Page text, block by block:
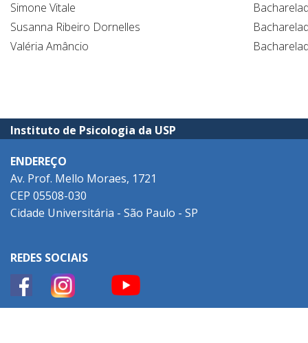
Simone Vitale
Susanna Ribeiro Dornelles
Valéria Amâncio
Instituto de Psicologia da USP
ENDEREÇO
Av. Prof. Mello Moraes, 1721
CEP 05508-030
Cidade Universitária - São Paulo - SP
REDES SOCIAIS